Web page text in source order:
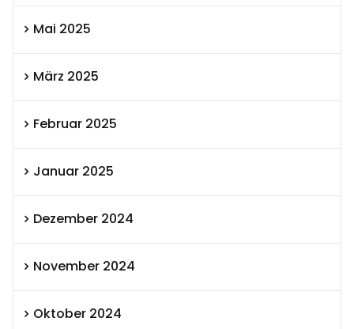
Mai 2025
März 2025
Februar 2025
Januar 2025
Dezember 2024
November 2024
Oktober 2024